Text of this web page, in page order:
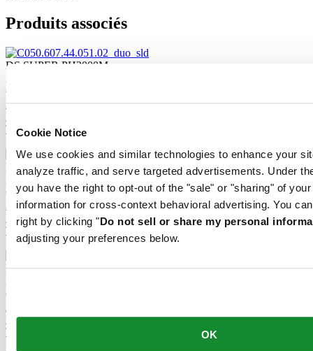
Cookie Notice
We use cookies and similar technologies to enhance your
analyze traffic, and serve targeted advertisements. Under
you have the right to opt-out of the "sale" or "sharing" of
information for cross-context behavioral advertising. You
right by clicking "Do not sell or share my personal
adjusting your preferences below.
OK
Produits associés
DS SUPER PH2000M
€ 1.395,00
Acheter en ligne
Réserver dans une boutique
Trouver un point de vente
Nouveau
DS SUPER PH2000M
Automatique,
43.0mm
€ 1.395,00
Acheter en ligne
Réserver dans une boutique
Trouver un point de vente
Nouveau
DS SUPER PH2000M
€ 1.395,00
Réserver dans une boutique
Trouver un point de vente
Nouveau